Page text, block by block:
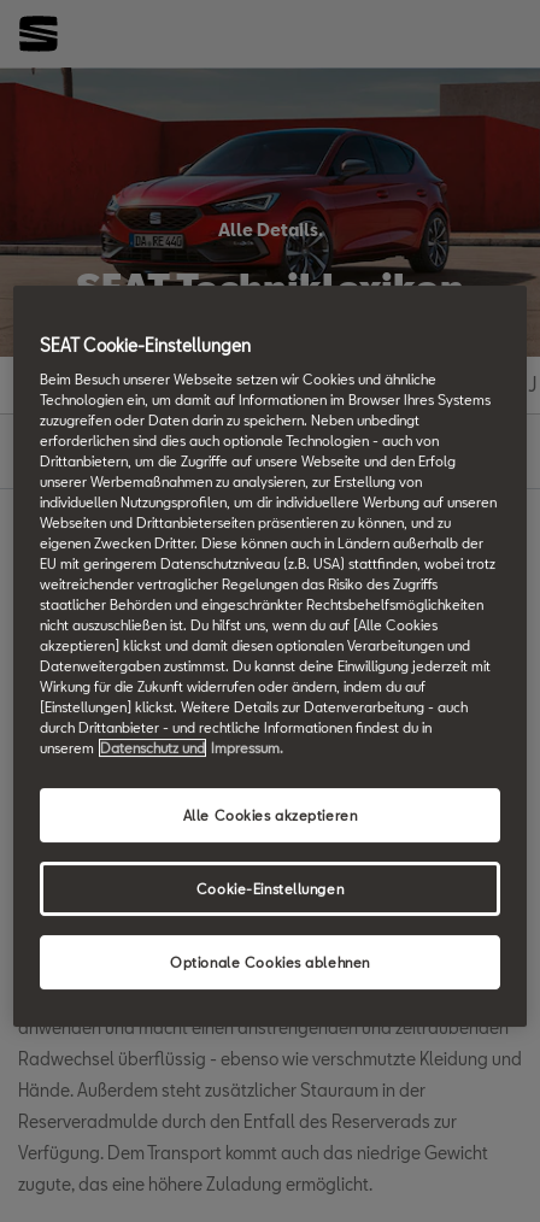
Alle Details.
SEAT Techniklexikon
A B C D E F G H J
SEAT Technik Lexikon durchsuchen.
Tire-Mobility-Set
Das Tire-Mobility-Set ist ein Reifenreparaturset, mit dem der
Fahrer schnell und einfach leichte Reifenleckagen beheben kann.
abgedichtet werden. Es ermöglicht, (mit maximal 80 km/h) die
nächste Werkstatt anzufahren.
Das Tire-Mobility-Set bietet bei einer Reifenpanne schnelle,
verlässliche und komfortable Hilfe. Es lässt sich kinderleicht
anwenden und macht einen anstrengenden und zeitraubenden
Radwechsel überflüssig - ebenso wie verschmutzte Kleidung und
Hände. Außerdem steht zusätzlicher Stauraum in der
Reserveradmulde durch den Entfall des Reserverads zur
Verfügung. Dem Transport kommt auch das niedrige Gewicht
zugute, das eine höhere Zuladung ermöglicht.
SEAT Cookie-Einstellungen
Beim Besuch unserer Webseite setzen wir Cookies und ähnliche
Technologien ein, um damit auf Informationen im Browser Ihres Systems
zuzugreifen oder Daten darin zu speichern. Neben unbedingt
erforderlichen sind dies auch optionale Technologien - auch von
Drittanbietern, um die Zugriffe auf unsere Webseite und den Erfolg
unserer Werbemaßnahmen zu analysieren, zur Erstellung von
individuellen Nutzungsprofilen, um dir individuellere Werbung auf unseren
Webseiten und Drittanbieterseiten präsentieren zu können, und zu
eigenen Zwecken Dritter. Diese können auch in Ländern außerhalb der
EU mit geringerem Datenschutzniveau (z.B. USA) stattfinden, wobei trotz
weitreichender vertraglicher Regelungen das Risiko des Zugriffs
staatlicher Behörden und eingeschränkter Rechtsbehelfsmöglichkeiten
nicht auszuschließen ist. Du hilfst uns, wenn du auf [Alle Cookies
akzeptieren] klickst und damit diesen optionalen Verarbeitungen und
Datenweitergaben zustimmst. Du kannst deine Einwilligung jederzeit mit
Wirkung für die Zukunft widerrufen oder ändern, indem du auf
[Einstellungen] klickst. Weitere Details zur Datenverarbeitung - auch
durch Drittanbieter - und rechtliche Informationen findest du in
unserem Datenschutz und Impressum.
Optionale Cookies ablehnen
Alle Cookies akzeptieren
Cookie-Einstellungen